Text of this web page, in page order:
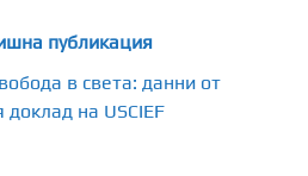
публикация
в света: данни от
на USCIEF